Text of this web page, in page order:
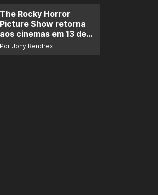
The Rocky Horror
Picture Show retorna
aos cinemas em 13 de
novembro
Por Jony Rendrex